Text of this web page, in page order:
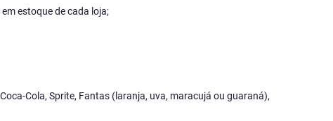
estoque de cada loja;
Cola, Sprite, Fantas (laranja, uva, maracujá ou guaraná),